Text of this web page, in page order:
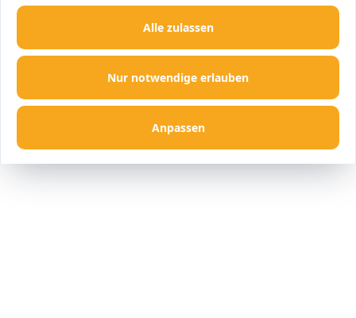
Nur notwendige erlauben
Anpassen
Alle zulassen